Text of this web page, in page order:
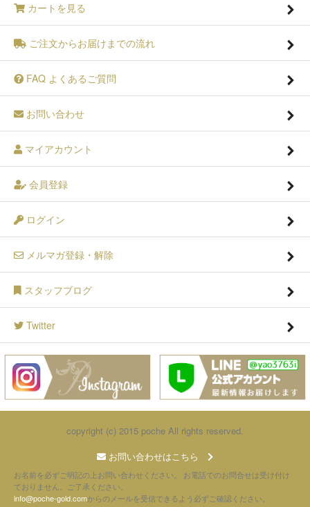
カートを見る
ご注文からお届けまでの流れ
FAQ よくあるご質問
お問い合わせ
マイアカウント
会員登録
ログイン
メルマガ登録・解除
スタッフブログ
Twitter
copyright (c) 2015 poche All rights reserved.
お問い合わせはこちら
お名前を必ずご明記の上お問い合わせください。 お電話でのお問合せは受け付け
ておりません。ご了承ください。
info@poche-gold.comからのメールを受信できるよう必ずご確認ください。